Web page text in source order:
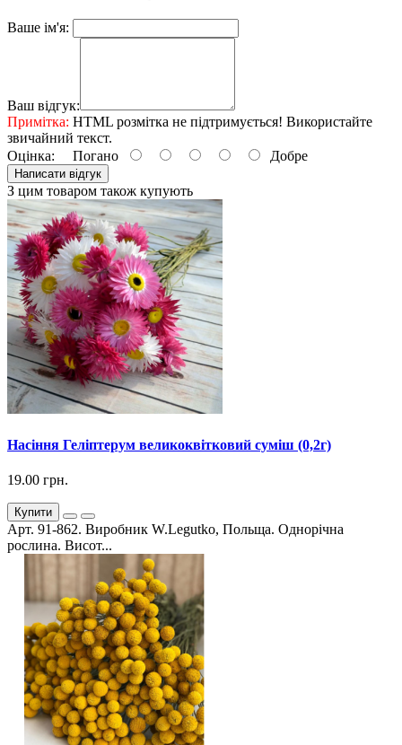
Ваше ім'я:
Ваш відгук:
Примітка: HTML розмітка не підтримується! Використайте
звичайний текст.
Оцінка: Погано Добре
Написати відгук
З цим товаром також купують
Насіння Геліптерум великоквітковий суміш (0,2г)
19.00 грн.
Купити
Арт. 91-862. Виробник W.Legutko, Польща. Однорічна
рослина. Висот...